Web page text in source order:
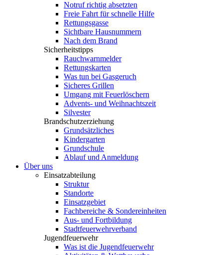
Notruf richtig absetzten
Freie Fahrt für schnelle Hilfe
Rettungsgasse
Sichtbare Hausnummern
Nach dem Brand
Sicherheitstipps
Rauchwarnmelder
Rettungskarten
Was tun bei Gasgeruch
Sicheres Grillen
Umgang mit Feuerlöschern
Advents- und Weihnachtszeit
Silvester
Brandschutzerziehung
Grundsätzliches
Kindergarten
Grundschule
Ablauf und Anmeldung
Über uns
Einsatzabteilung
Struktur
Standorte
Einsatzgebiet
Fachbereiche & Sondereinheiten
Aus- und Fortbildung
Stadtfeuerwehrverband
Jugendfeuerwehr
Was ist die Jugendfeuerwehr